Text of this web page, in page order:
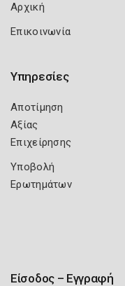
Αρχική
Επικοινωνία
Υπηρεσίες
Αποτίμηση
Αξίας
Επιχείρησης
Υποβολή
Ερωτημάτων
Είσοδος – Εγγραφή